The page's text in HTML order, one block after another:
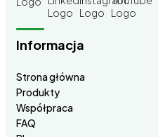
Informacja
Strona główna
Produkty
Współpraca
FAQ